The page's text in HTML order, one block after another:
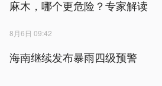
麻木，哪个更危险？专家解读
8月6日 09:42
海南继续发布暴雨四级预警